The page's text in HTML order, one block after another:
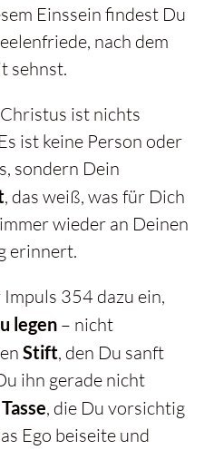
Einssein findest Du
nach dem
sehnst.
ist nichts
ist keine Person oder
, das weiß, was für Dich
wieder an Deinen
erinnert.
354 dazu ein,
legen– nicht
Stift, den Du sanft
ihn gerade nicht
Tasse, die Du vorsichtig
Ego beiseite und